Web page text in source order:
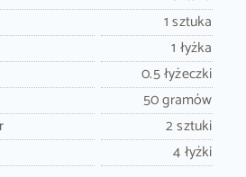
PrimeCook
1 sztuka
1 łyżka
0.5 łyżeczki
50 gramów
2 sztuki
4 łyżki